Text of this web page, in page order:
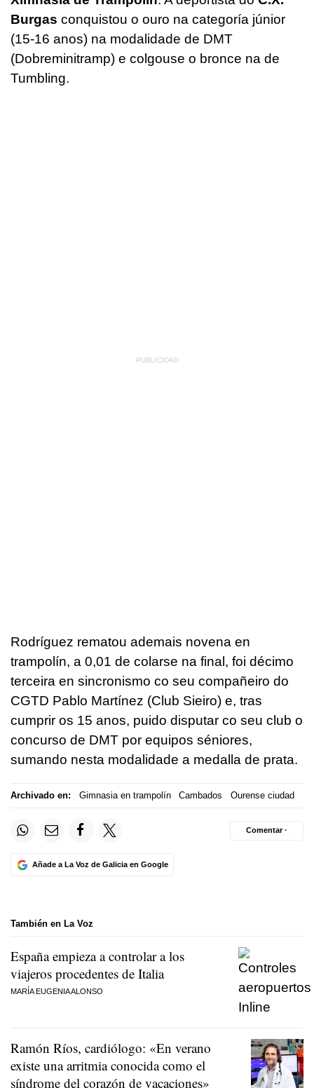
Burgas conquistou o ouro na categoría júnior
(15-16 anos) na modalidade de DMT
(Dobreminitramp) e colgouse o bronce na de
Tumbling.
Rodríguez rematou ademais novena en
trampolín, a 0,01 de colarse na final, foi décimo
terceira en sincronismo co seu compañeiro do
CGTD Pablo Martínez (Club Sieiro) e, tras
cumprir os 15 anos, puido disputar co seu club o
concurso de DMT por equipos séniores,
sumando nesta modalidade a medalla de prata.
Archivado en: Gimnasia en trampolín Cambados Ourense ciudad
Añade a La Voz de Galicia en Google
Comentar ·
También en La Voz
España empieza a controlar a los
viajeros procedentes de Italia
MARÍA EUGENIA ALONSO
Ramón Ríos, cardiólogo: «En verano
existe una arritmia conocida como el
síndrome del corazón de vacaciones»